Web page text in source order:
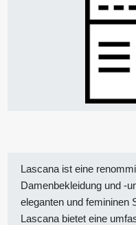
Lascana ist eine
Damenbekleidung und -
eleganten und femininen
Lascana bietet eine